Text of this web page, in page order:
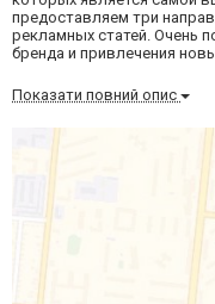
предоставляем три
рекламных статей. Очень
бренда и привлечения
Показати повний опис